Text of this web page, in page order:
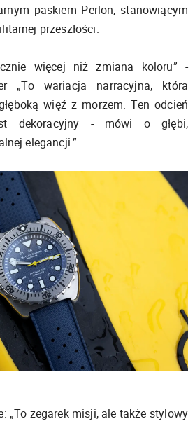
paskiem Perlon, stanowiącym
przeszłości.
więcej niż zmiana koloru” -
„To wariacja narracyjna, która
więź z morzem. Ten odcień
dekoracyjny - mówi o głębi,
elegancji.”
„To zegarek misji, ale także stylowy